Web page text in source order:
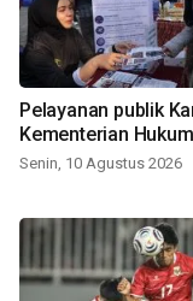
Pelayanan publik
Kementerian
Senin, 10 Agustus 2026